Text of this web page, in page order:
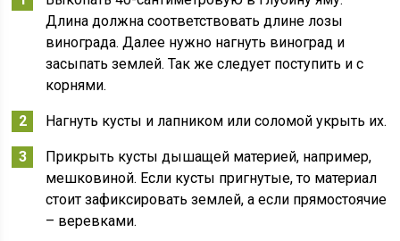
Длина должна соответствовать длине лозы
винограда. Далее нужно нагнуть виноград и
засыпать землей. Так же следует поступить и с
корнями.
Нагнуть кусты и лапником или соломой укрыть их.
Прикрыть кусты дышащей материей, например,
мешковиной. Если кусты пригнутые, то материал
стоит зафиксировать землей, а если прямостоячие
– веревками.